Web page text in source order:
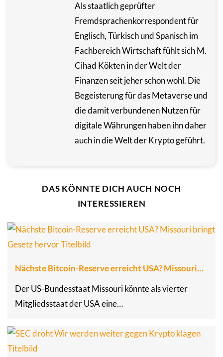
Als staatlich geprüfter
Fremdsprachenkorrespondent für
Englisch, Türkisch und Spanisch im
Fachbereich Wirtschaft fühlt sich M.
Cihad Kökten in der Welt der
Finanzen seit jeher schon wohl. Die
Begeisterung für das Metaverse und
die damit verbundenen Nutzen für
digitale Währungen haben ihn daher
auch in die Welt der Krypto geführt.
DAS KÖNNTE DICH AUCH NOCH
INTERESSIEREN
Nächste Bitcoin-Reserve erreicht USA? Missouri…
Der US-Bundesstaat Missouri könnte als vierter
Mitgliedsstaat der USA eine…